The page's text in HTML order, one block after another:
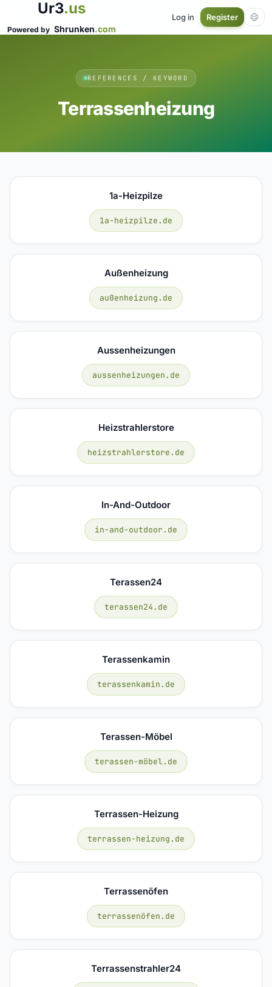
Ur3.us
Powered by Shrunken.com
Log in Register
REFERENCES / KEYWORD
Terrassenheizung
1a-Heizpilze
1a-heizpilze.de
Außenheizung
außenheizung.de
Aussenheizungen
aussenheizungen.de
Heizstrahlerstore
heizstrahlerstore.de
In-And-Outdoor
in-and-outdoor.de
Terassen24
terassen24.de
Terassenkamin
terassenkamin.de
Terassen-Möbel
terassen-möbel.de
Terrassen-Heizung
terrassen-heizung.de
Terrassenöfen
terrassenöfen.de
Terrassenstrahler24